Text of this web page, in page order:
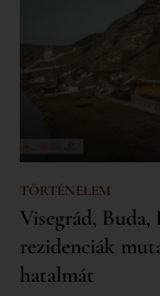
TÖRTÉNELEM
Visegrád,
rezidenciák
hatalmát